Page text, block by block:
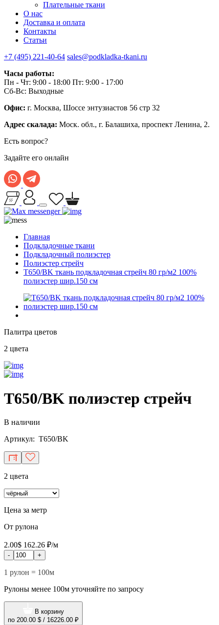
Плательные ткани
О нас
Доставка и оплата
Контакты
Статьи
+7 (495) 221-40-64 sales@podkladka-tkani.ru
Часы работы:
Пн - Чт: 9:00 - 18:00 Пт: 9:00 - 17:00
Сб-Вс: Выходные
Офис: г. Москва, Шоссе энтузиастов 56 стр 32
Адрес скалада: Моск. обл., г. Балашиха, проспект Ленина, 2.
Есть вопрос?
Задайте его онлайн
Главная
Подкладочные ткани
Подкладочный полиэстер
Полиэстер стрейч
T650/BK ткань подкладочная стрейч 80 гр/м2 100%
полиэстер шир.150 см
Палитра цветов
2 цвета
T650/BK полиэстер стрейч
В наличии
Артикул: T650/BK
2 цвета
Цена за метр
От рулона
2.00$ 162.26 ₽/м
- +
1 рулон = 100м
Рулоны менее 100м уточняйте по запросу
В корзину
по 200.00 $ / 16226.00 ₽